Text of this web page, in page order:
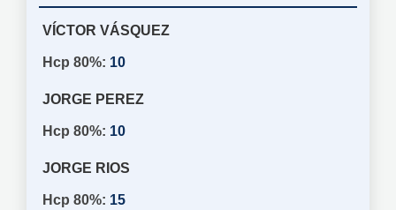
VÍCTOR VÁSQUEZ
10
JORGE PEREZ
10
JORGE RIOS
15